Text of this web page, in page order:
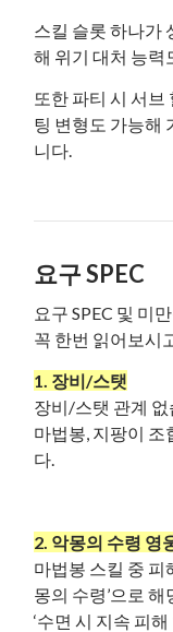
스킬 슬롯 하나가
해 위기 대처 능력
또한 파티 시 서
팅 변형도 가능해
니다.
요구 SPEC
요구 SPEC 및 미
꼭 한번 읽어보시
1. 장비/스탯
장비/스탯 관계 없
마법봉, 지팡이 조
다.
2. 악몽의 수령 영
마법봉 스킬 중 피
몽의 수령’으로
‘수면 시 지속 피